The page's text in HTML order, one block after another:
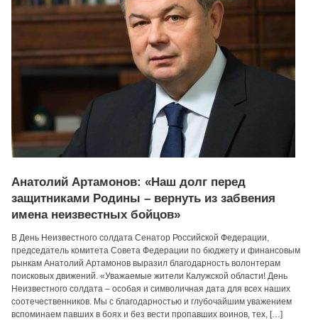
Анатолий Артамонов: «Наш долг перед
защитниками Родины – вернуть из забвения
имена неизвестных бойцов»
В День Неизвестного солдата Сенатор Российской Федерации,
председатель комитета Совета Федерации по бюджету и финансовым
рынкам Анатолий Артамонов выразил благодарность волонтерам
поисковых движений. «Уважаемые жители Калужской области! День
Неизвестного солдата – особая и символичная дата для всех наших
соотечественников. Мы с благодарностью и глубочайшим уважением
вспоминаем павших в боях и без вести пропавших воинов, тех, […]